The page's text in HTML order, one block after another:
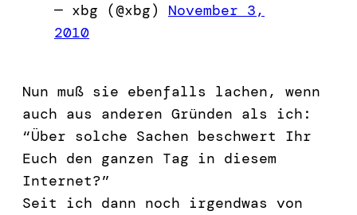
— xbg (@xbg) November 3,
2010
Nun muß sie ebenfalls lachen, wenn
auch aus anderen Gründen als ich:
“Über solche Sachen beschwert Ihr
Euch den ganzen Tag in diesem
Internet?”
Seit ich dann noch irgendwas von